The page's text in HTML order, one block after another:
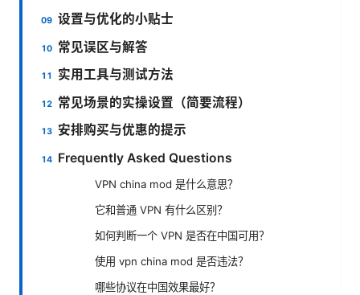
设置与优化的小贴士
常见误区与解答
实用工具与测试方法
常见场景的实操设置（简要流程）
安排购买与优惠的提示
Frequently Asked Questions
VPN china mod 是什么意思？
它和普通 VPN 有什么区别？
如何判断一个 VPN 是否在中国可用？
使用 vpn china mod 是否违法？
哪些协议在中国效果最好？